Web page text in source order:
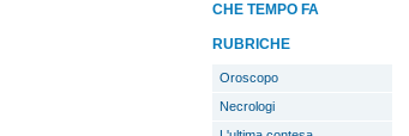
CHE TEMPO FA
RUBRICHE
Oroscopo
Necrologi